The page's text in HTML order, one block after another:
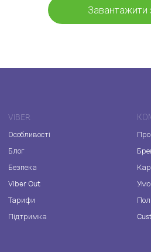
Завантажити
VIBER
Особливості
Блог
Безпека
Viber Out
Тарифи
Підтримка